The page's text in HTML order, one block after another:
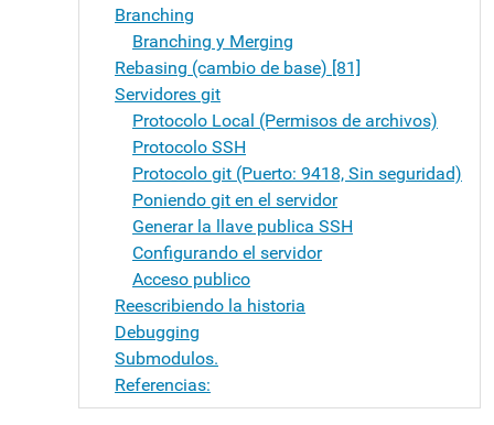
Branching
Branching y Merging
Rebasing (cambio de base) [81]
Servidores git
Protocolo Local (Permisos de archivos)
Protocolo SSH
Protocolo git (Puerto: 9418, Sin seguridad)
Poniendo git en el servidor
Generar la llave publica SSH
Configurando el servidor
Acceso publico
Reescribiendo la historia
Debugging
Submodulos.
Referencias: